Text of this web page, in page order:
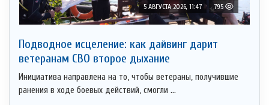
5 АВГУСТА 2026, 11:47 795
Подводное исцеление: как дайвинг дарит
ветеранам СВО второе дыхание
Инициатива направлена на то, чтобы ветераны, получившие
ранения в ходе боевых действий, смогли ...